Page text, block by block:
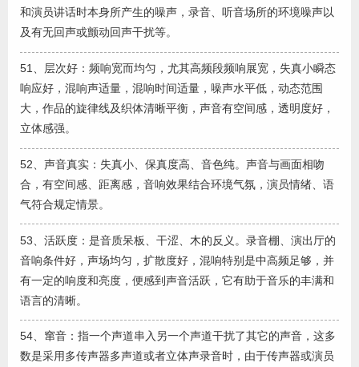
和演员讲话时本身所产生的噪声，录音、听音场所的环境噪声以
及有无回声或颤动回声干扰等。
51、层次好：频响宽而均匀，尤其高频段频响展宽，失真小瞬态
响应好，混响声适量，混响时间适量，噪声水平低，动态范围
大，作品的旋律线及织体清晰平衡，声音有空间感，透明度好，
立体感强。
52、声音真实：失真小、保真度高、音色纯。声音与画面相吻
合，有空间感、距离感，音响效果结合环境气氛，演员情绪、语
气符合规定情景。
53、活跃度：是音质呆板、干涩、木的反义。录音棚、演出厅的
音响条件好，声场均匀，扩散度好，混响特别是中高频足够，并
有一定的响度和亮度，便感到声音活跃，它有助于音乐的丰满和
语言的清晰。
54、窜音：指一个声道串入另一个声道干扰了其它的声音，这多
数是采用多传声器多声道或者立体声录音时，由于传声器或演员